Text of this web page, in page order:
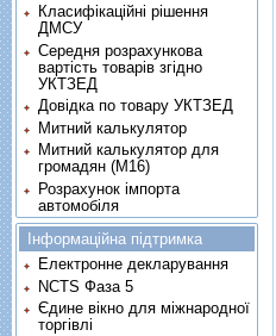
Класифікаційні рішення
ДМСУ
Середня розрахункова
вартість товарів згідно
УКТЗЕД
Довідка по товару УКТЗЕД
Митний калькулятор
Митний калькулятор для
громадян (М16)
Розрахунок імпорта
автомобіля
Інформаційна підтримка
Електронне декларування
NCTS Фаза 5
Єдине вікно для міжнародної
торгівлі